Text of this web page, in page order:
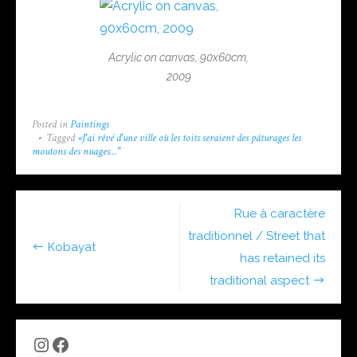
Acrylic on canvas, 90x60cm,
2009
Posted in Paintings
Tagged«J'ai rêvé d'une ville où les toits seraient des pâturages les
moutons des nuages..."
navigation
Rue à caractère
traditionnel / Street that
has retained its
traditional aspect
Kobayat
Instagram
Facebook